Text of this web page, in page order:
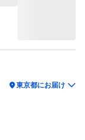
location_on東京都にお届け